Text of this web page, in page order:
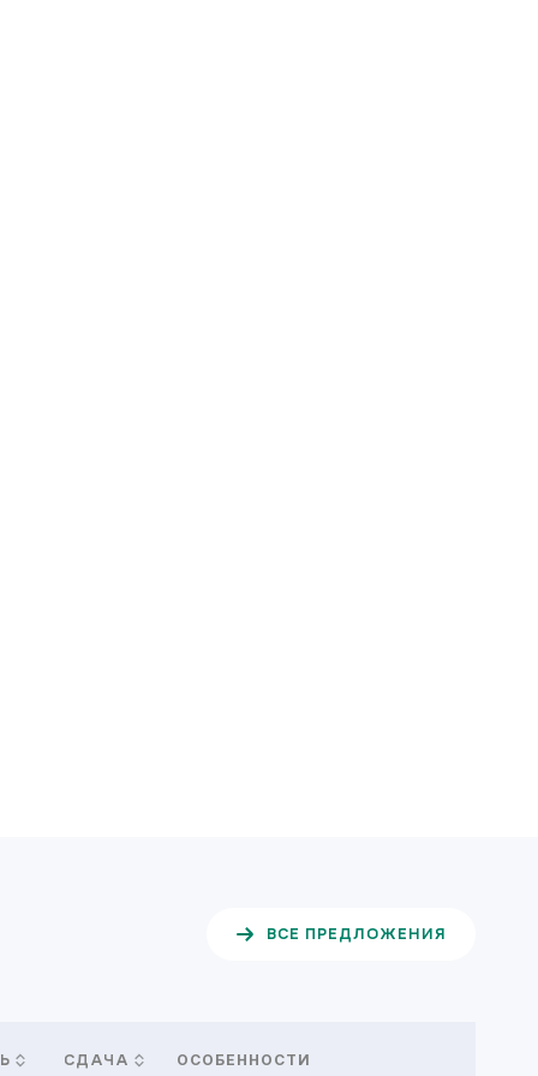
ВСЕ ПРЕДЛОЖЕНИЯ
СДАЧА ОСОБЕННОСТИ